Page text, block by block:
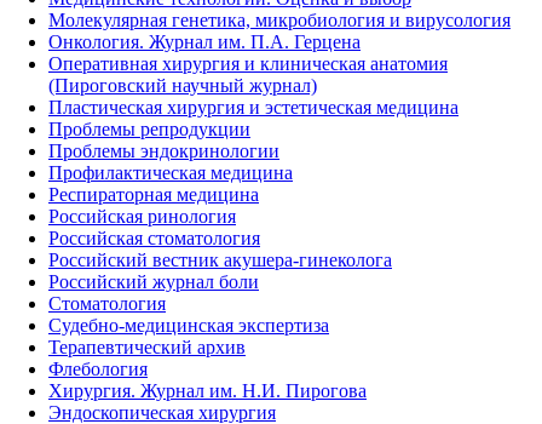
Молекулярная генетика, микробиология и вирусология
Онкология. Журнал им. П.А. Герцена
Оперативная хирургия и клиническая анатомия
(Пироговский научный журнал)
Пластическая хирургия и эстетическая медицина
Проблемы репродукции
Проблемы эндокринологии
Профилактическая медицина
Респираторная медицина
Российская ринология
Российская стоматология
Российский вестник акушера-гинеколога
Российский журнал боли
Стоматология
Судебно-медицинская экспертиза
Терапевтический архив
Флебология
Хирургия. Журнал им. Н.И. Пирогова
Эндоскопическая хирургия